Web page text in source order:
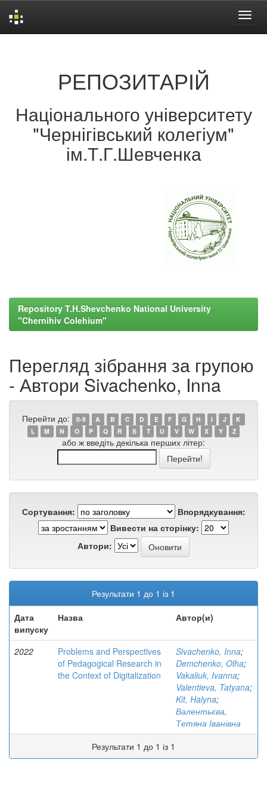
РЕПОЗИТАРІЙ
Національного університету
"Чернігівський колегіум"
ім.Т.Г.Шевченка
Repository T.H.Shevchenko National University
"Chernihiv Colehium"
Перегляд зібрання за групою
- Автори Sivachenko, Inna
Перейти до: 0-9 A B C D E F G H I J
K
L
M N O P Q R S T U V W X Y Z
або ж введіть декілька перших літер:
Сортування:
Впорядкування:
Вивести на сторінку:
Автори:
Результати 1 до 1 із 1
Дата
випуску
Назва Автор(и)
2022
Problems and Perspectives
of Pedagogical Research in
the Context of Digitalization
Sivachenko, Inna;
Demchenko, Olha;
Vakaliuk, Ivanna;
Valentieva, Tatyana;
Kit, Halyna;
Валентьєва,
Тетяна Іванівна
Результати 1 до 1 із 1